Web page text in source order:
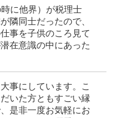
に他界）が税理士
隣同士だったので、
事を子供のころ見て
在意識の中にあった
事にしています。こ
いた方ともすごい縁
是非一度お気軽にお